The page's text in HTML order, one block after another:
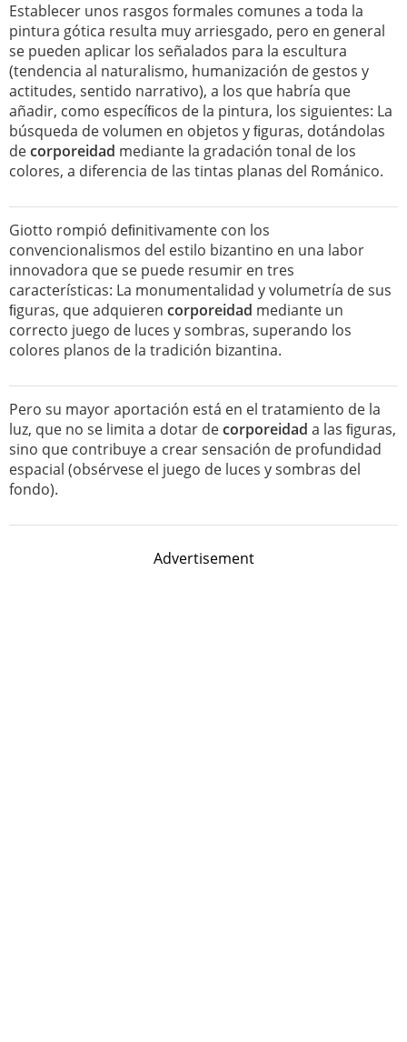
Establecer unos rasgos formales comunes a toda la
pintura gótica resulta muy arriesgado, pero en general
se pueden aplicar los señalados para la escultura
(tendencia al naturalismo, humanización de gestos y
actitudes, sentido narrativo), a los que habría que
añadir, como especíﬁcos de la pintura, los siguientes: La
búsqueda de volumen en objetos y ﬁguras, dotándolas
decorporeidad mediante la gradación tonal de los
colores, a diferencia de las tintas planas del Románico.
Giotto rompió deﬁnitivamente con los
convencionalismos del estilo bizantino en una labor
innovadora que se puede resumir en tres
características: La monumentalidad y volumetría de sus
ﬁguras, que adquieren corporeidad mediante un
correcto juego de luces y sombras, superando los
colores planos de la tradición bizantina.
Pero su mayor aportación está en el tratamiento de la
luz, que no se limita a dotar decorporeidad a las ﬁguras,
sino que contribuye a crear sensación de profundidad
espacial (obsérvese el juego de luces y sombras del
fondo).
Advertisement